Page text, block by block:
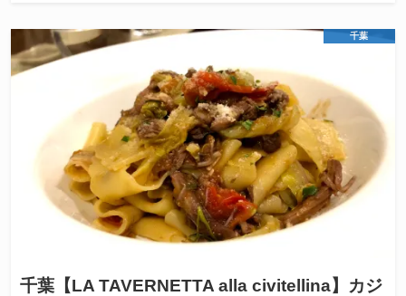
千葉
千葉【LA TAVERNETTA alla civitellina】カジ